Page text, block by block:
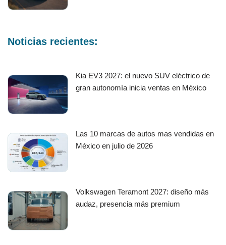
Noticias recientes:
Kia EV3 2027: el nuevo SUV eléctrico de
gran autonomía inicia ventas en México
Las 10 marcas de autos mas vendidas en
México en julio de 2026
Volkswagen Teramont 2027: diseño más
audaz, presencia más premium